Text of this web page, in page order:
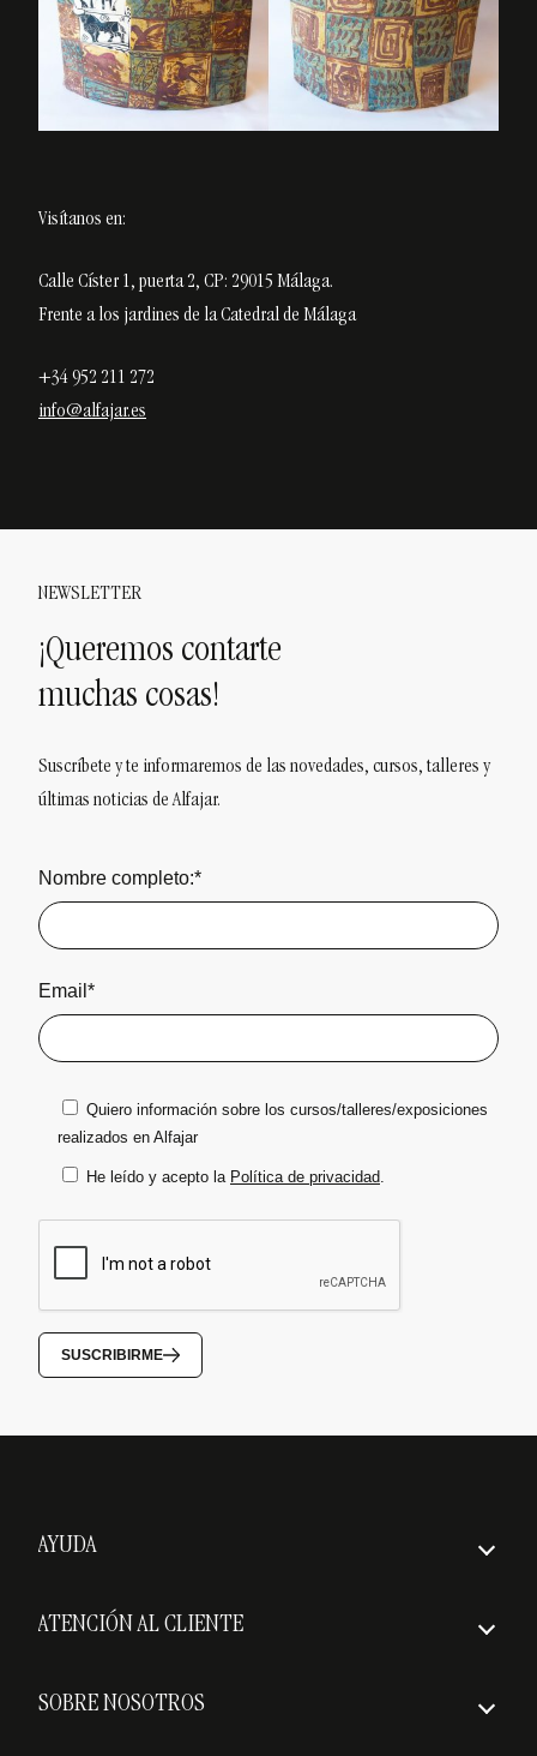
Visítanos en:
Calle Císter 1, puerta 2, CP: 29015 Málaga.
Frente a los jardines de la Catedral de Málaga
+34 952 211 272
info@alfajar.es
NEWSLETTER
¡Queremos contarte
muchas cosas!
Suscríbete y te informaremos de las novedades, cursos, talleres y
últimas noticias de Alfajar.
Nombre completo:*
Email*
Quiero información sobre los cursos/talleres/exposiciones
realizados en Alfajar
He leído y acepto la Política de privacidad
SUSCRIBIRME
AYUDA
Cómo hacer un pedido
Plazos de entrega
ATENCIÓN AL CLIENTE
SOBRE NOSOTROS